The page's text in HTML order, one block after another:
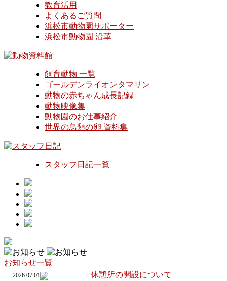
教育活用
よくあるご質問
浜松市動物園サポーター
浜松市動物園 沿革
飼育動物 一覧
ゴールデンライオンタマリン
動物の赤ちゃん成長記録
動物映像集
動物園のお仕事紹介
世界の鳥類の卵 資料集
スタッフ日記一覧
お知らせ一覧
2026.07.01 休憩所の開設について